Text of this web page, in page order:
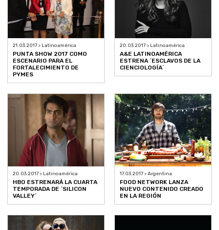
21.03.2017 > Latinoamérica
PUNTA SHOW 2017 COMO
ESCENARIO PARA EL
FORTALECIMIENTO DE
PYMES
20.03.2017 > Latinoamérica
A&E LATINOAMÉRICA
ESTRENA ´ESCLAVOS DE LA
CIENCIOLOGÍA´
20.03.2017 > Latinoamérica
HBO ESTRENARÁ LA CUARTA
TEMPORADA DE ´SILICON
VALLEY´
17.03.2017 > Argentina
FOOD NETWORK LANZA
NUEVO CONTENIDO CREADO
EN LA REGIÓN